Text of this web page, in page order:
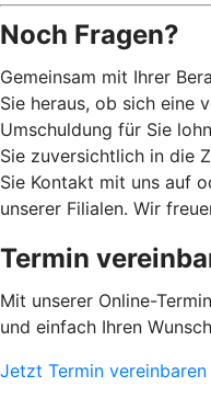
Noch Fragen?
Gemeinsam mit Ihrer
Sie heraus, ob sich eine
Umschuldung für Sie
Sie zuversichtlich in die
Sie Kontakt mit uns auf
unserer Filialen. Wir
Termin
Mit unserer Online-
und einfach Ihren
Jetzt Termin vereinbaren